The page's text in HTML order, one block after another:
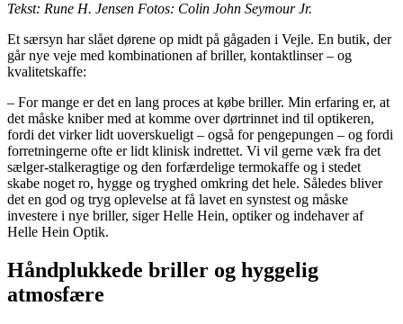
Tekst: Rune H. Jensen Fotos: Colin John Seymour Jr.
Et særsyn har slået dørene op midt på gågaden i Vejle. En butik, der
går nye veje med kombinationen af briller, kontaktlinser – og
kvalitetskaffe:
– For mange er det en lang proces at købe briller. Min erfaring er, at
det måske kniber med at komme over dørtrinnet ind til optikeren,
fordi det virker lidt uoverskueligt – også for pengepungen – og fordi
forretningerne ofte er lidt klinisk indrettet. Vi vil gerne væk fra det
sælger-stalkeragtige og den forfærdelige termokaffe og i stedet
skabe noget ro, hygge og tryghed omkring det hele. Således bliver
det en god og tryg oplevelse at få lavet en synstest og måske
investere i nye briller, siger Helle Hein, optiker og indehaver af
Helle Hein Optik.
Håndplukkede briller og hyggelig
atmosfære